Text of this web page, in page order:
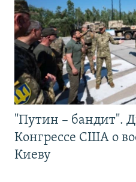
"Путин – бандит".
Конгрессе США о
Киеву